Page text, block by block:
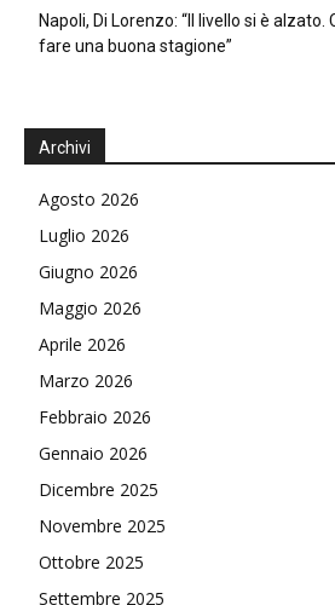
Napoli, Di Lorenzo: “Il livello si è
fare una buona stagione”
Archivi
Agosto 2026
Luglio 2026
Giugno 2026
Maggio 2026
Aprile 2026
Marzo 2026
Febbraio 2026
Gennaio 2026
Dicembre 2025
Novembre 2025
Ottobre 2025
Settembre 2025